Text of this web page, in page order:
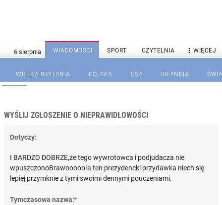
WIADOMOŚCI SPORT CZYTELNIA  WIĘCEJ
WIELKA BRYTANIA POLSKA USA IRLANDIA
WYŚLIJ ZGŁOSZENIE O NIEPRAWIDŁOWOŚCI
Dotyczy:
I BARDZO DOBRZE,że tego wywrotowca i podjudacza nie
wpuszczonoBrawooooo!a ten prezydencki przydawka niech się
lepiej przymknie z tymi swoimi dennymi pouczeniami.
Tymczasowa nazwa:*